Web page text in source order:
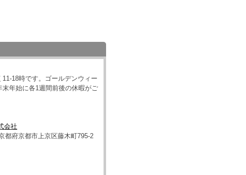
11-18時です。ゴールデンウィー
末年始に各1週間前後の休暇がご
会社
都府京都市上京区藤木町795-2